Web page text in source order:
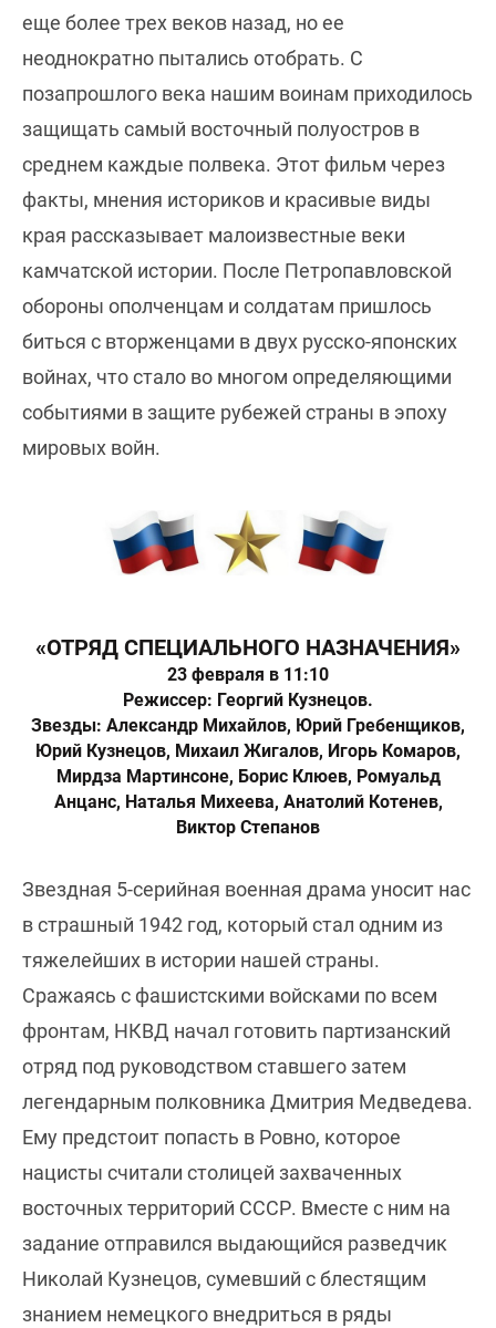
еще более трех веков назад, но ее
неоднократно пытались отобрать. С
позапрошлого века нашим воинам приходилось
защищать самый восточный полуостров в
среднем каждые полвека. Этот фильм через
факты, мнения историков и красивые виды
края рассказывает малоизвестные веки
камчатской истории. После Петропавловской
обороны ополченцам и солдатам пришлось
биться с вторженцами в двух русско-японских
войнах, что стало во многом определяющими
событиями в защите рубежей страны в эпоху
мировых войн.
«ОТРЯД СПЕЦИАЛЬНОГО НАЗНАЧЕНИЯ»
23 февраля в 11:10
Режиссер: Георгий Кузнецов.
Звезды: Александр Михайлов, Юрий Гребенщиков,
Юрий Кузнецов, Михаил Жигалов, Игорь Комаров,
Мирдза Мартинсоне, Борис Клюев, Ромуальд
Анцанс, Наталья Михеева, Анатолий Котенев,
Виктор Степанов
Звездная 5-серийная военная драма уносит нас
в страшный 1942 год, который стал одним из
тяжелейших в истории нашей страны.
Сражаясь с фашистскими войсками по всем
фронтам, НКВД начал готовить партизанский
отряд под руководством ставшего затем
легендарным полковника Дмитрия Медведева.
Ему предстоит попасть в Ровно, которое
нацисты считали столицей захваченных
восточных территорий СССР. Вместе с ним на
задание отправился выдающийся разведчик
Николай Кузнецов, сумевший с блестящим
знанием немецкого внедриться в ряды